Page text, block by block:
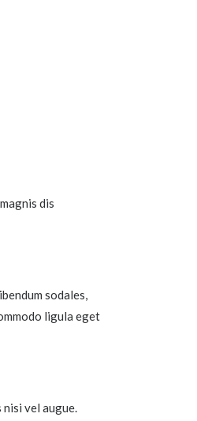
dis
sodales,
ligula eget
nisi vel augue.